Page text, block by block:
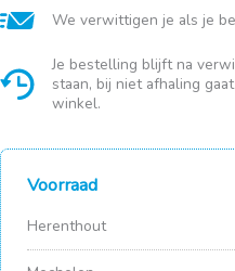
We verwittigen je als je
Je bestelling blijft na
staan, bij niet afhaling
winkel.
Voorraad
Herenthout